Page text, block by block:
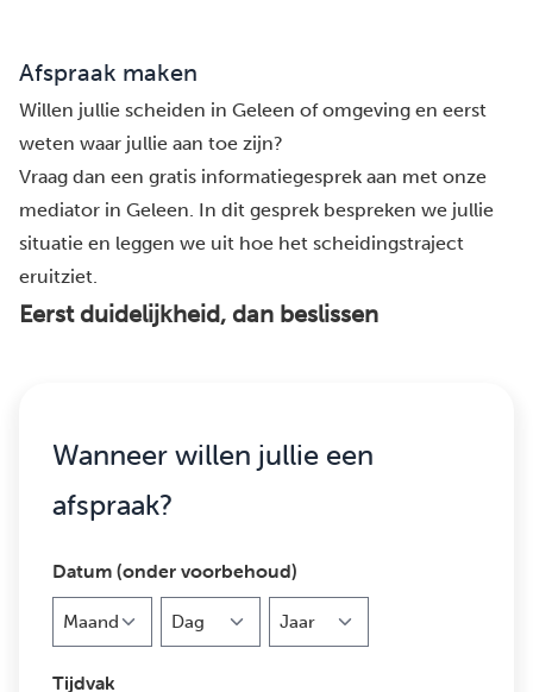
Afspraak maken
Willen jullie scheiden in Geleen of omgeving en eerst
weten waar jullie aan toe zijn?
Vraag dan een gratis informatiegesprek aan met onze
mediator in Geleen. In dit gesprek bespreken we jullie
situatie en leggen we uit hoe het scheidingstraject
eruitziet.
Eerst duidelijkheid, dan beslissen
Wanneer willen jullie een
afspraak?
Datum (onder voorbehoud)
Tijdvak